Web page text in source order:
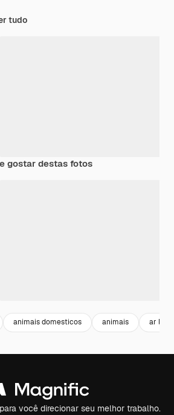
tudo
gostar destas fotos
animais domesticos animais ar livre
você direcionar seu melhor trabalho.